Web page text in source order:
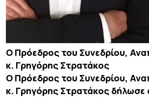
Ο Πρόεδρος του Συνεδρίου,
κ. Γρηγόρης Στρατάκος
Ο Πρόεδρος του Συνεδρίου,
κ. Γρηγόρης Στρατάκος δήλωσε